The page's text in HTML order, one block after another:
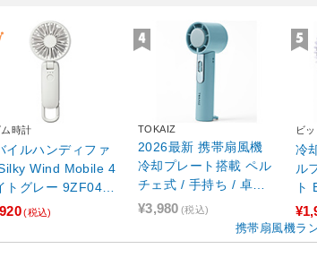
ム時計
イルハンディファ
Wind Mobile 4
トグレー 9ZF042R
(税込)
TOKAIZ
2026最新 携帯扇風機
冷却プレート搭載 ペル
チェ式 / 手持ち / 卓上
扇風機 / 首かけ カラビ
ナ付 USB充電式 コンパ
クト 静音 暑さ対策 フ
¥3,980 (税込)
ビ
冷
ルファ
ト
携帯扇風機ラ